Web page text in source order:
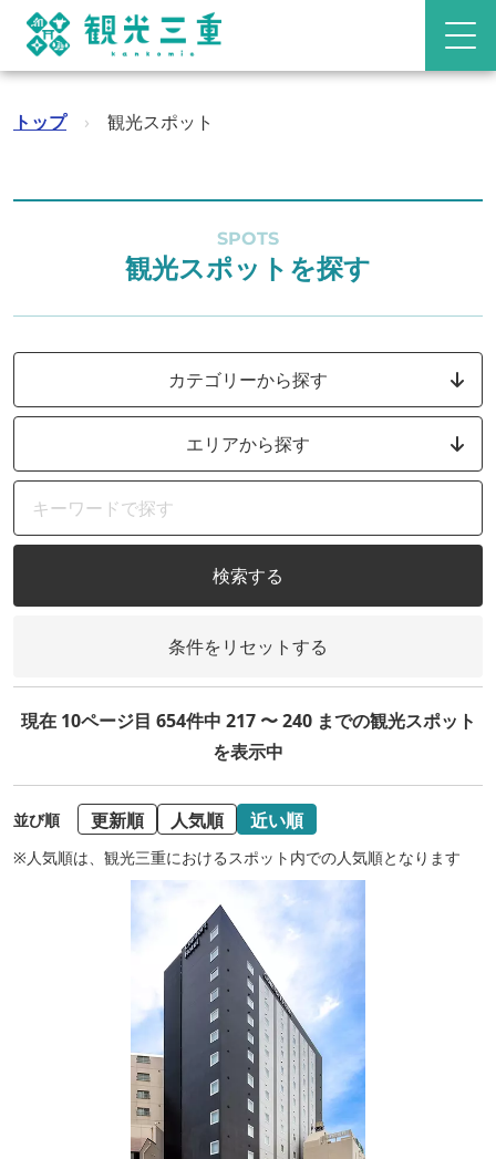
トップ › 観光スポット
SPOTS
観光スポットを探す
カテゴリーから探す
エリアから探す
検索する
条件をリセットする
現在 10ページ目 654件中 217 〜 240 までの観光スポット
を表示中
並び順 更新順 人気順 近い順
※人気順は、観光三重におけるスポット内での人気順となります